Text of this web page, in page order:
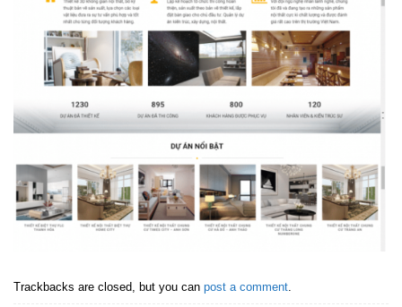
Trackbacks are closed, but you can post a comment